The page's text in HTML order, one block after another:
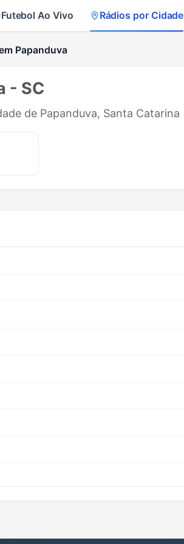
Futebol Ao Vivo Rádios por Cidade
Papanduva
- SC
de Papanduva, Santa Catarina